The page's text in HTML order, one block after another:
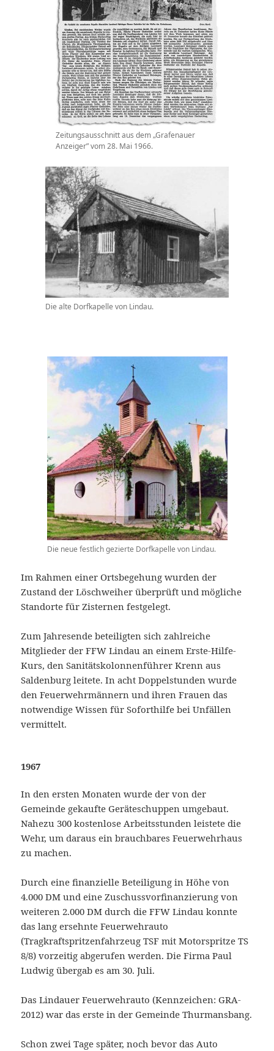
Zeitungsausschnitt aus dem „Grafenauer
Anzeiger” vom 28. Mai 1966.
Die alte Dorfkapelle von Lindau.
Die neue festlich gezierte Dorfkapelle von Lindau.
Im Rahmen einer Ortsbegehung wurden der
Zustand der Löschweiher überprüft und mögliche
Standorte für Zisternen festgelegt.
Zum Jahresende beteiligten sich zahlreiche
Mitglieder der FFW Lindau an einem Erste-Hilfe-
Kurs, den Sanitätskolonnenführer Krenn aus
Saldenburg leitete. In acht Doppelstunden wurde
den Feuerwehrmännern und ihren Frauen das
notwendige Wissen für Soforthilfe bei Unfällen
vermittelt.
1967
In den ersten Monaten wurde der von der
Gemeinde gekaufte Geräteschuppen umgebaut.
Nahezu 300 kostenlose Arbeitsstunden leistete die
Wehr, um daraus ein brauchbares Feuerwehrhaus
zu machen.
Durch eine finanzielle Beteiligung in Höhe von
4.000 DM und eine Zuschussvorfinanzierung von
weiteren 2.000 DM durch die FFW Lindau konnte
das lang ersehnte Feuerwehrauto
(Tragkraftspritzenfahrzeug TSF mit Motorspritze TS
8/8) vorzeitig abgerufen werden. Die Firma Paul
Ludwig übergab es am 30. Juli.
Das Lindauer Feuerwehrauto (Kennzeichen: GRA-
2012) war das erste in der Gemeinde Thurmansbang.
Schon zwei Tage später, noch bevor das Auto